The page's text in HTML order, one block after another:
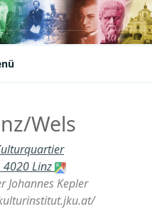
Wels
Linz
Johannes Kepler